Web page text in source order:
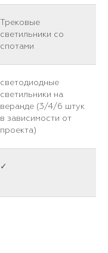
Трековые
светильники со
спотами
светодиодные
светильники на
веранде (3/4/6 штук
в зависимости от
проекта)
✓